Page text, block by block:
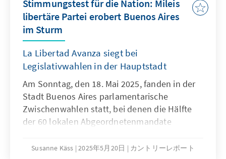
Stimmungstest für die Nation: Mileis
libertäre Partei erobert Buenos Aires
im Sturm
La Libertad Avanza siegt bei
Legislativwahlen in der Hauptstadt
Am Sonntag, den 18. Mai 2025, fanden in der
Stadt Buenos Aires parlamentarische
Zwischenwahlen statt, bei denen die Hälfte
der 60 lokalen Abgeordnetenmandate
der Hauptstadt, Jorge Macri, noch bis 2027 im
Susanne Käss 2025年5月20日 カントリーレポート